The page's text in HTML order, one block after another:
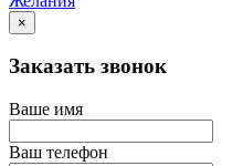
×
Заказать звонок
Ваше имя
Ваш телефон